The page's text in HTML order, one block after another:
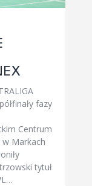
fazy
Centrum
Markach
tytuł